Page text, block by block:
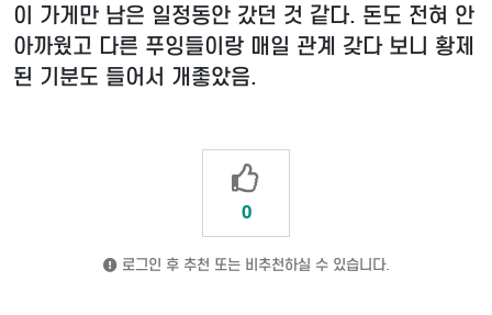
이 가게만 남은 일정동안 갔던 것 같다. 돈도 전혀 안
아까웠고 다른 푸잉들이랑 매일 관계 갖다 보니 황제
된 기분도 들어서 개좋았음.
0
로그인 후 추천 또는 비추천하실 수 있습니다.